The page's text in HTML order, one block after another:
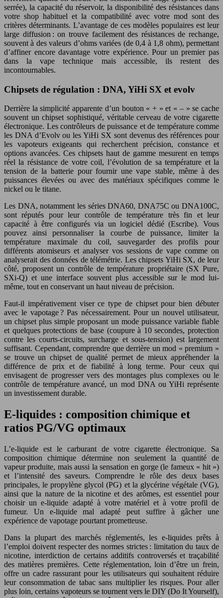
serrée), la capacité du réservoir, la disponibilité des résistances dans
votre shop habituel et la compatibilité avec votre mod sont des
critères déterminants. L’avantage de ces modèles populaires est leur
large diffusion : on trouve facilement des résistances de rechange,
souvent à des valeurs d’ohms variées (de 0,4 à 1,8 ohm), permettant
d’affiner encore davantage votre expérience. Pour un premier pas
dans la vape technique mais accessible, ils restent des
incontournables.
Chipsets de régulation : DNA, YiHi SX et evolv
Derrière la simplicité apparente d’un bouton « + » et « – » se cache
souvent un chipset sophistiqué, véritable cerveau de votre cigarette
électronique. Les contrôleurs de puissance et de température comme
les DNA d’Evolv ou les YiHi SX sont devenus des références pour
les vapoteurs exigeants qui recherchent précision, constance et
options avancées. Ces chipsets haut de gamme mesurent en temps
réel la résistance de votre coil, l’évolution de sa température et la
tension de la batterie pour fournir une vape stable, même à des
puissances élevées ou avec des matériaux spécifiques comme le
nickel ou le titane.
Les DNA, notamment les séries DNA60, DNA75C ou DNA100C,
sont réputés pour leur contrôle de température très fin et leur
capacité à être configurés via un logiciel dédié (Escribe). Vous
pouvez ainsi personnaliser la courbe de puissance, limiter la
température maximale du coil, sauvegarder des profils pour
différents atomiseurs et analyser vos sessions de vape comme on
analyserait des données de télémétrie. Les chipsets YiHi SX, de leur
côté, proposent un contrôle de température propriétaire (SX Pure,
SXi-Q) et une interface souvent plus accessible sur le mod lui-
même, tout en conservant un haut niveau de précision.
Faut-il impérativement viser ce type de chipset pour bien débuter
avec le vapotage ? Pas nécessairement. Pour un nouvel utilisateur,
un chipset plus simple proposant un mode puissance variable fiable
et quelques protections de base (coupure à 10 secondes, protection
contre les courts-circuits, surcharge et sous-tension) est largement
suffisant. Cependant, comprendre que derrière un mod « premium »
se trouve un chipset de qualité permet de mieux appréhender la
différence de prix et de fiabilité à long terme. Pour ceux qui
envisagent de progresser vers des montages plus complexes ou le
contrôle de température avancé, un mod DNA ou YiHi représente
un investissement durable.
E-liquides : composition chimique et
ratios PG/VG optimaux
L’e-liquide est le carburant de votre cigarette électronique. Sa
composition chimique détermine non seulement la quantité de
vapeur produite, mais aussi la sensation en gorge (le fameux « hit »)
et l’intensité des saveurs. Comprendre le rôle des deux bases
principales, le propylène glycol (PG) et la glycérine végétale (VG),
ainsi que la nature de la nicotine et des arômes, est essentiel pour
choisir un e-liquide adapté à votre matériel et à votre profil de
fumeur. Un e-liquide mal adapté peut suffire à gâcher une
expérience de vapotage pourtant prometteuse.
Dans la plupart des marchés réglementés, les e-liquides prêts à
l’emploi doivent respecter des normes strictes : limitation du taux de
nicotine, interdiction de certains additifs controversés et traçabilité
des matières premières. Cette réglementation, loin d’être un frein,
offre un cadre rassurant pour les utilisateurs qui souhaitent réduire
leur consommation de tabac sans multiplier les risques. Pour aller
plus loin, certains vapoteurs se tournent vers le DIY (Do It Yourself),